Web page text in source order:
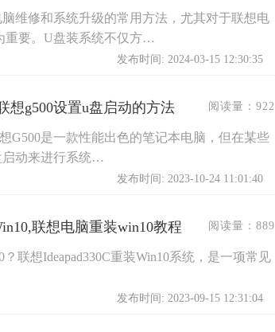
维修和系统升级的常用方法，尤其对于联想电
重要。U盘装系统不仅方…
发布时间: 2024-03-15 12:30:35
想g500设置u盘启动的方法 阅读量： 922
G500是一款性能出色的笔记本电脑，但在某些
启动来进行系统…
发布时间: 2023-10-24 11:01:40
联想电脑重装win10教程 阅读量： 889
？联想Ideapad330C重装Win10系统，是一项常见
发布时间: 2023-09-15 12:31:04